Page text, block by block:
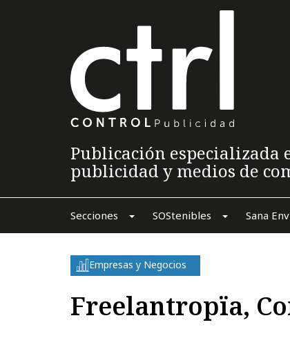
Publicación especializada
publicidad y medios de
Secciones SOStenibles Sana
Empresas y Negocios
Freelantropïa,